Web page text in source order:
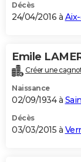
Décès
24/04/2016 à
Emile
Créer une
Naissance
02/09/1934 à
Décès
03/03/2015 à